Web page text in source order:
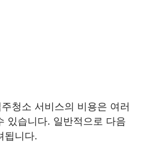
청소 서비스의 비용은 여러
있습니다. 일반적으로 다음
됩니다.